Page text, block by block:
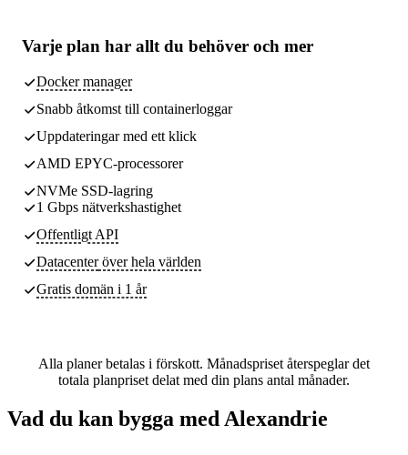
Varje plan har allt du behöver och mer
Docker manager
Snabb åtkomst till containerloggar
Uppdateringar med ett klick
AMD EPYC-processorer
NVMe SSD-lagring
1 Gbps nätverkshastighet
Offentligt API
Datacenteröver hela världen
Gratis domän i 1 år
Alla planer betalas i förskott. Månadspriset återspeglar det
totala planpriset delat med din plans antal månader.
Vad du kan bygga med Alexandrie